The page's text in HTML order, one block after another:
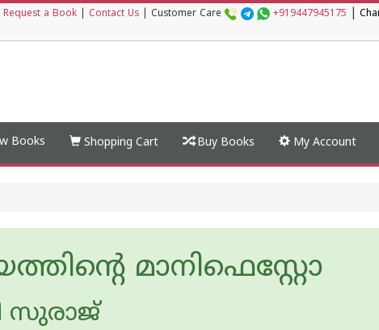
Request a Book Contact Us Customer Care +919447945175
Books Shopping Cart Buy Books My Account
മാനിഫെസ്റ്റോ
സുരാജ്